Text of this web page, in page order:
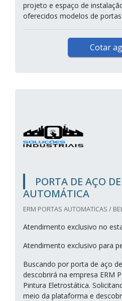
projeto e espaço de
oferecidos modelos de portas
Cotar
PORTA DE AÇO
AUTOMÁTICA
ERM PORTAS AUTOMATICAS /
Atendimento exclusivo no
Atendimento exclusivo para
Buscando por porta de aço
descobrirá na empresa ERM
Pintura Eletrostática.
meio da plataforma e